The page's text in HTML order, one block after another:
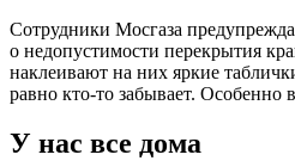
Cотрудники Мосгаза
о недопустимости перекрытия
наклеивают на них яркие
равно кто-то забывает. Особенно
У нас все дома